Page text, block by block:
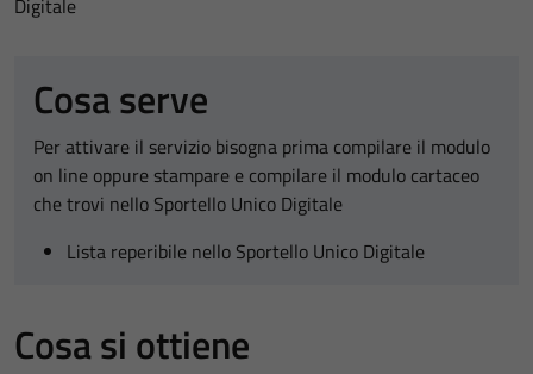
Digitale
Cosa serve
Per attivare il servizio bisogna prima compilare il modulo
on line oppure stampare e compilare il modulo cartaceo
che trovi nello Sportello Unico Digitale
Lista reperibile nello Sportello Unico Digitale
Cosa si ottiene